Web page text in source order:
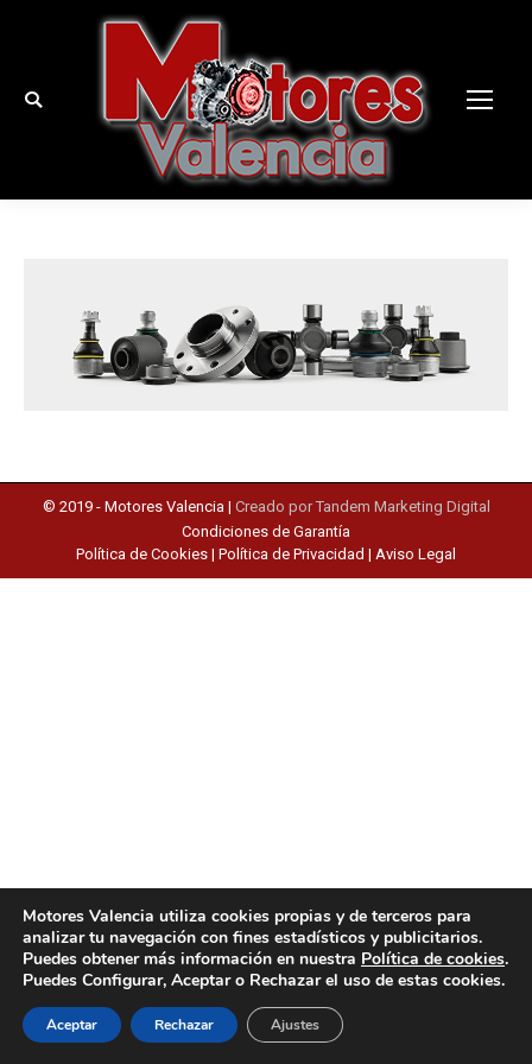
Buscar:
© 2019 - Motores Valencia | Creado por Tandem Marketing Digital
Condiciones de Garantía
Política de Cookies | Política de Privacidad | Aviso Legal
Motores Valencia utiliza cookies propias y de terceros para
analizar tu navegación con fines estadísticos y publicitarios.
Puedes obtener más información en nuestra Política de cookies.
Puedes Configurar, Aceptar o Rechazar el uso de estas cookies.
Aceptar Rechazar Ajustes